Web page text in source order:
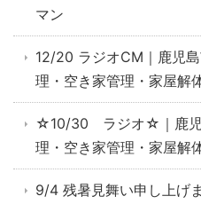
マン
12/20 ラジオCM｜鹿児
理・空き家管理・家屋解
☆10/30 ラジオ☆｜鹿児
理・空き家管理・家屋解
9/4 残暑見舞い申し上げ